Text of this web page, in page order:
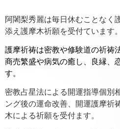
阿闍梨秀麗は毎日休むことなく
添え護摩木祈願を受付ています。
護摩祈祷は密教や修験道の祈祷
商売繁盛や病気の癒し、良縁、
す。
密教占星法による開運指導個別
ング後の運命改善、開運護摩祈
木による祈願を受付ます。